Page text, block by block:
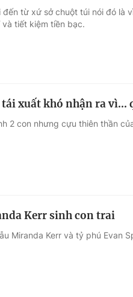
đến từ xứ sở chuột túi nói đó là
tiết kiệm tiền bạc.
xuất khó nhận ra vì...
2 con nhưng cựu thiên thần
Kerr sinh con trai
Miranda Kerr và tỷ phú Evan